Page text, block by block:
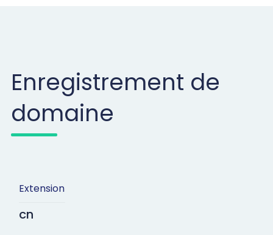
Enregistrement de
domaine
Extension
cn